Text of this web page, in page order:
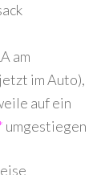
am
im Auto),
auf ein
umgestiegen